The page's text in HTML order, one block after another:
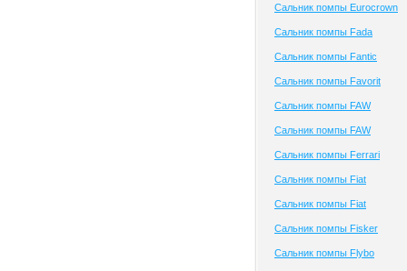
Сальник помпы Eurocrown
Сальник помпы Fada
Сальник помпы Fantic
Сальник помпы Favorit
Сальник помпы FAW
Сальник помпы FAW
Сальник помпы Ferrari
Сальник помпы Fiat
Сальник помпы Fiat
Сальник помпы Fisker
Сальник помпы Flybo